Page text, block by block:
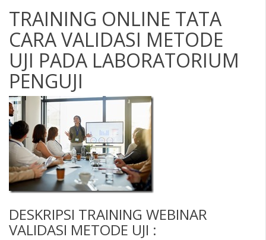
TRAINING ONLINE TATA
CARA VALIDASI METODE
UJI PADA LABORATORIUM
PENGUJI
DESKRIPSI TRAINING WEBINAR
VALIDASI METODE UJI :